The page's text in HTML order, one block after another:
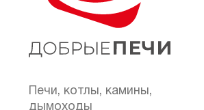
Печи, котлы, камины,
дымоходы